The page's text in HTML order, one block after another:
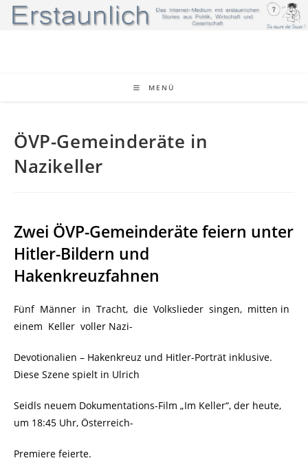
Zum
Inhalt
MENÜ
ÖVP-Gemeinderäte in
Nazikeller
Zwei ÖVP-Gemeinderäte feiern unter
Hitler-Bildern und
Hakenkreuzfahnen
Fünf Männer in Tracht, die Volkslieder singen, mitten in
einem Keller voller Nazi-
Devotionalien – Hakenkreuz und Hitler-Porträt inklusive.
Diese Szene spielt in Ulrich
Seidls neuem Dokumentations-Film „Im Keller“, der heute,
um 18:45 Uhr, Österreich-
Premiere feierte.